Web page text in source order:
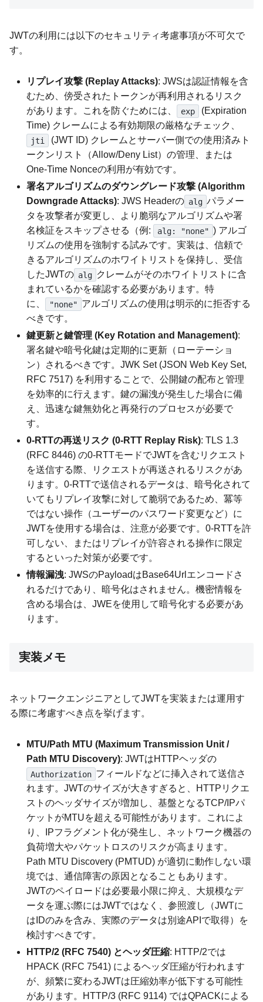
JWTの利用には以下のセキュリティ考慮事項が不可欠で
す。
リプレイ攻撃 (Replay Attacks): JWSは認証情報を含
むため、傍受されたトークンが再利用されるリスク
があります。これを防ぐためには、
exp
(Expiration
Time) クレームによる有効期限の厳格なチェック、
jti
(JWT ID) クレームとサーバー側での使用済みト
ークンリスト（Allow/Deny List）の管理、または
One-Time Nonceの利用が有効です。
署名アルゴリズムのダウングレード攻撃 (Algorithm
Downgrade Attacks): JWS Headerの alg パラメー
タを攻撃者が変更し、より脆弱なアルゴリズムや署
名検証をスキップさせる（例:
alg: "none" ) アルゴ
リズムの使用を強制する試みです。実装は、信頼で
きるアルゴリズムのホワイトリストを保持し、受信
したJWTの alg クレームがそのホワイトリストに含
まれているかを確認する必要があります。特
に、
"none" アルゴリズムの使用は明示的に拒否する
べきです。
鍵更新と鍵管理 (Key Rotation and Management):
署名鍵や暗号化鍵は定期的に更新（ローテーショ
ン）されるべきです。JWK Set (JSON Web Key Set,
RFC 7517) を利用することで、公開鍵の配布と管理
を効率的に行えます。鍵の漏洩が発生した場合に備
え、迅速な鍵無効化と再発行のプロセスが必要で
す。
0-RTTの再送リスク (0-RTT Replay Risk): TLS 1.3
(RFC 8446) の0-RTTモードでJWTを含むリクエスト
を送信する際、リクエストが再送されるリスクがあ
ります。0-RTTで送信されるデータは、暗号化されて
いてもリプレイ攻撃に対して脆弱であるため、冪等
ではない操作（ユーザーのパスワード変更など）に
JWTを使用する場合は、注意が必要です。0-RTTを許
可しない、またはリプレイが許容される操作に限定
するといった対策が必要です。
情報漏洩: JWSのPayloadはBase64Urlエンコードさ
れるだけであり、暗号化はされません。機密情報を
含める場合は、JWEを使用して暗号化する必要があ
ります。
実装メモ
ネットワークエンジニアとしてJWTを実装または運用す
る際に考慮すべき点を挙げます。
MTU/Path MTU (Maximum Transmission Unit /
Path MTU Discovery): JWTはHTTPヘッダの
Authorization フィールドなどに挿入されて送信さ
れます。JWTのサイズが大きすぎると、HTTPリクエ
ストのヘッダサイズが増加し、基盤となるTCP/IPパ
ケットがMTUを超える可能性があります。これによ
り、IPフラグメント化が発生し、ネットワーク機器の
負荷増大やパケットロスのリスクが高まります。
Path MTU Discovery (PMTUD) が適切に動作しない環
境では、通信障害の原因となることもあります。
JWTのペイロードは必要最小限に抑え、大規模なデ
ータを運ぶ際にはJWTではなく、参照渡し（JWTに
はIDのみを含み、実際のデータは別途APIで取得）を
検討すべきです。
HTTP/2 (RFC 7540) とヘッダ圧縮: HTTP/2では
HPACK (RFC 7541) によるヘッダ圧縮が行われます
が、頻繁に変わるJWTは圧縮効率が低下する可能性
があります。HTTP/3 (RFC 9114) ではQPACKによる